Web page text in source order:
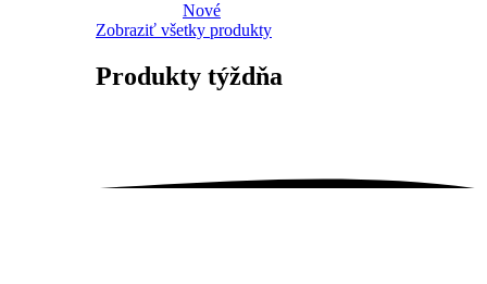
Nové
Zobraziť všetky produkty
Produkty týždňa